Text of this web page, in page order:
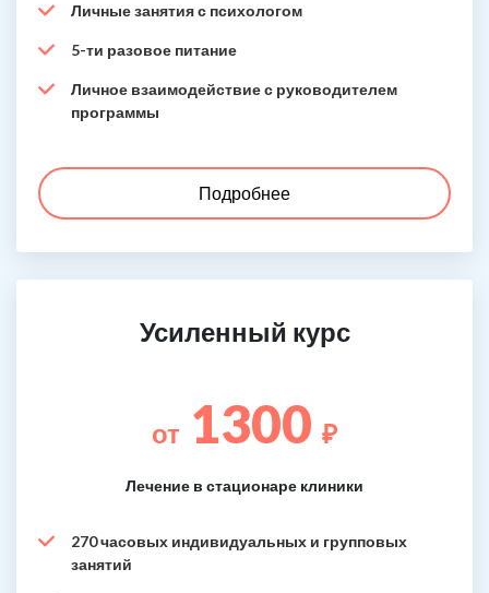
Личные занятия с психологом
5-ти разовое питание
Личное взаимодействие с руководителем
программы
Подробнее
Усиленный курс
от 1300 ₽
Лечение в стационаре клиники
270 часовых индивидуальных и групповых
занятий